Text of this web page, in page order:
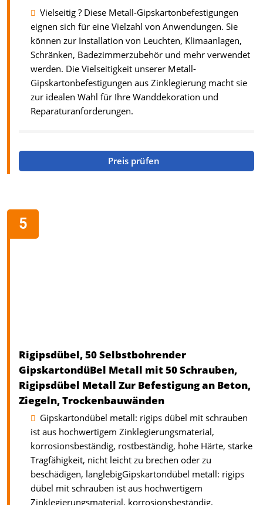
Vielseitig ? Diese Metall-Gipskartonbefestigungen
eignen sich für eine Vielzahl von Anwendungen. Sie
können zur Installation von Leuchten, Klimaanlagen,
Schränken, Badezimmerzubehör und mehr verwendet
werden. Die Vielseitigkeit unserer Metall-
Gipskartonbefestigungen aus Zinklegierung macht sie
zur idealen Wahl für Ihre Wanddekoration und
Reparaturanforderungen.
Preis prüfen
Rigipsdübel, 50 Selbstbohrender
GipskartondüBel Metall mit 50 Schrauben,
Rigipsdübel Metall Zur Befestigung an Beton,
Ziegeln, Trockenbauwänden
Gipskartondübel metall: rigips dübel mit schrauben
ist aus hochwertigem Zinklegierungsmaterial,
korrosionsbeständig, rostbeständig, hohe Härte, starke
Tragfähigkeit, nicht leicht zu brechen oder zu
beschädigen, langlebigGipskartondübel metall: rigips
dübel mit schrauben ist aus hochwertigem
Zinklegierungsmaterial, korrosionsbeständig,